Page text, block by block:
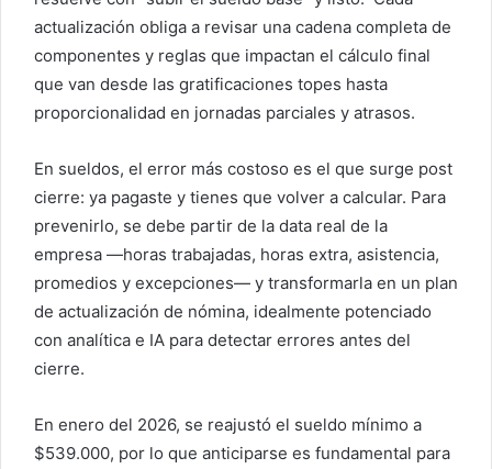
actualización obliga a revisar una cadena completa de
componentes y reglas que impactan el cálculo final
que van desde las gratificaciones topes hasta
proporcionalidad en jornadas parciales y atrasos.
En sueldos, el error más costoso es el que surge post
cierre: ya pagaste y tienes que volver a calcular. Para
prevenirlo, se debe partir de la data real de la
empresa —horas trabajadas, horas extra, asistencia,
promedios y excepciones— y transformarla en un plan
de actualización de nómina, idealmente potenciado
con analítica e IA para detectar errores antes del
cierre.
En enero del 2026, se reajustó el sueldo mínimo a
$539.000, por lo que anticiparse es fundamental para